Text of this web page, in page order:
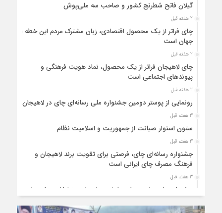
گیلان فاتح شطرنج کشور و صاحب سه ملی‌پوش
2 هفته قبل
چای فراتر از یک محصول اقتصادی، زبان مشترک مردم این خطه با
جهان است
2 هفته قبل
چای لاهیجان فراتر از یک محصول، نماد هویت فرهنگی و
پیوندهای اجتماعی است
2 هفته قبل
رونمایی از پوستر دومین جشنواره ملی رسانه‌ای چای در لاهیجان
3 هفته قبل
ستون استوار صیانت از جمهوریت و اسلامیت نظام
3 هفته قبل
جشنواره رسانه‌ای چای، فرصتی برای تقویت برند لاهیجان و
فرهنگ مصرف چای ایرانی است
3 هفته قبل
جشنواره ملی چای، حمایت از لاهیجان یا هزینه‌تراشی برای چای